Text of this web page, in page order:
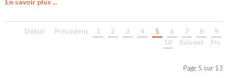
En savoir plus
Début Précédent 1 2 3 4 5 6 7 8
9
10
Suivant Fin
Page 5 sur 13